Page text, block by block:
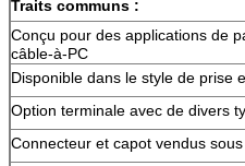
Traits communs :
Conçu pour des applications de
câble-à-PC
Disponible dans le style de prise
Option terminale avec de divers
Connecteur et capot vendus